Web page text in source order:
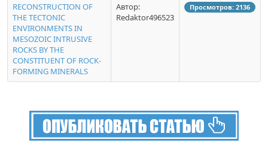
RECONSTRUCTION OF
THE TECTONIC
ENVIRONMENTS IN
MESOZOIC INTRUSIVE
ROCKS BY THE
CONSTITUENT OF ROCK-
FORMING MINERALS
Автор:
Redaktor496523
Просмотров: 2136